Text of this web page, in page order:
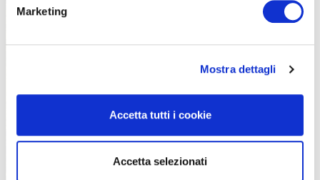
Marketing
Mostra dettagli
Accetta tutti i cookie
Accetta selezionati
PROPOSTE